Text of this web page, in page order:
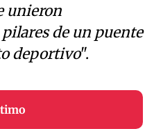
unieron
de un puente
deportivo".